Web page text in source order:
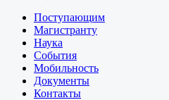
Поступающим
Магистранту
Наука
События
Мобильность
Документы
Контакты